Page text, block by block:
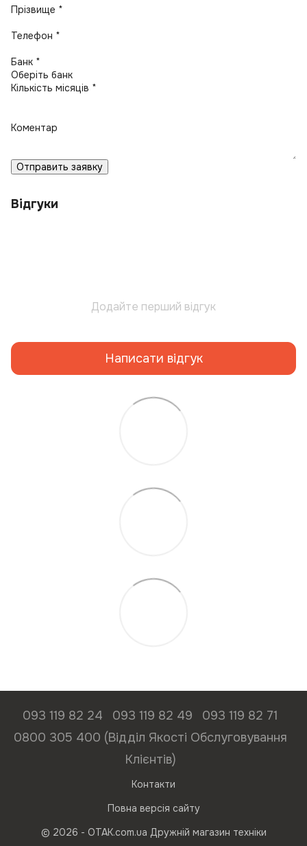
Прізвище *
Телефон *
Банк *
Кількість місяців *
Коментар
Отправить заявку
Відгуки
Додайте перший відгук
Написати відгук
093 119 82 24 093 119 82 49
093 119 82 71
0800 305 400 (Відділ Якості Обслуговування
Клієнтів)
Контакти
Повна версія сайту
© 2026 - ОТАК.com.ua Дружній магазин техніки